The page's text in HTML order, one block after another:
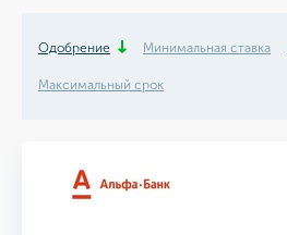
Одобрение Минимальная ставка
Максимальный срок